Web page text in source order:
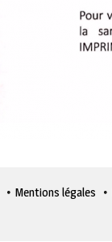
Mentions légales